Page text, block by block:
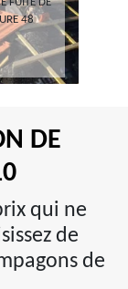
48
DE
qui ne
de
de